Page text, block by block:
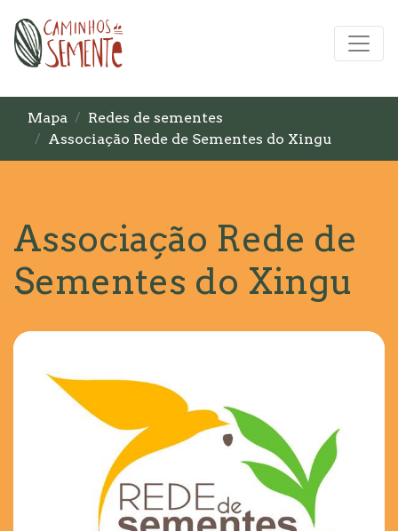
Mapa
Redes de sementes
Associação Rede de Sementes do Xingu
Associação Rede de
Sementes do Xingu